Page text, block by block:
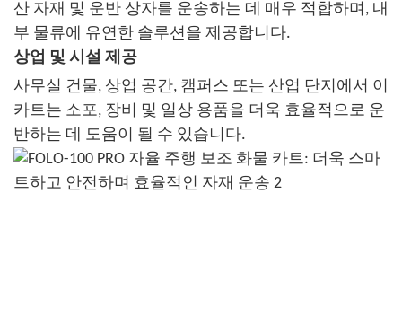
산 자재 및 운반 상자를 운송하는 데 매우 적합하며, 내
부 물류에 유연한 솔루션을 제공합니다.
상업 및 시설 제공
사무실 건물, 상업 공간, 캠퍼스 또는 산업 단지에서 이
카트는 소포, 장비 및 일상 용품을 더욱 효율적으로 운
반하는 데 도움이 될 수 있습니다.